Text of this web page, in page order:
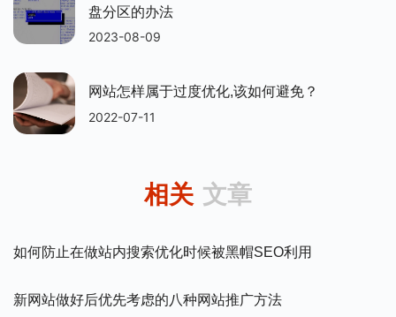
盘分区的办法
2023-08-09
网站怎样属于过度优化,该如何避免？
2022-07-11
相关 文章
如何防止在做站内搜索优化时候被黑帽SEO利用
新网站做好后优先考虑的八种网站推广方法